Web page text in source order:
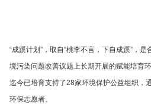
“成蹊计划”，取自“桃李不言，下自成蹊”，
境污染问题改善议题上长期开展的赋能培育
迄今已培育支持了28家环境保护公益组织，
环保志愿者。